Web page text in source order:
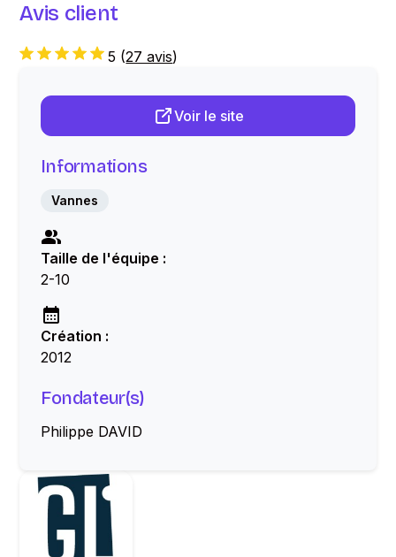
Avis client
5 (27 avis)
Voir le site
Informations
Vannes
Taille de l'équipe :
2-10
Création :
2012
Fondateur(s)
Philippe DAVID